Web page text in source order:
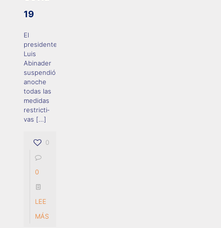
19
El
presidente
Luis
Abina­der
suspendió
anoche
to­das las
medidas
restricti­
vas […]
0
0
LEE
MÁS